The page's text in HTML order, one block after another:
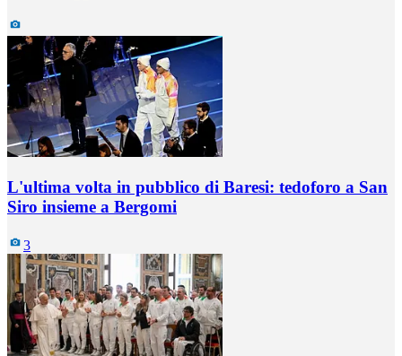
L'ultima volta in pubblico di Baresi: tedoforo a San
Siro insieme a Bergomi
3